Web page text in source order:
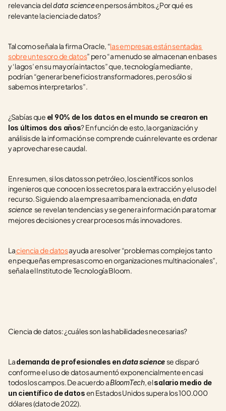
relevancia del data science en persos ámbitos.¿Por qué es
relevante laciencia de datos?
Tal como señala la firma Oracle, “las empresas están sentadas
sobre un tesoro de datos” pero “a menudo se almacenan en bases
y ‘lagos’ en su mayoría intactos” que, tecnología mediante,
podrían “generar beneficios transformadores, pero sólo si
sabemos interpretarlos”.
¿Sabías que el 90% de los datos en el mundo se crearon en
los últimos dos años? En función de esto, la organización y
análisis de la información se comprende cuán relevante es ordenar
y aprovechar ese caudal.
En resumen, si los datos son petróleo, los científicos son los
ingenieros que conocen los secretos para la extracción y el uso del
recurso. Siguiendo a la empresa arriba mencionada, en data
science se revelan tendencias y se genera información para tomar
mejores decisiones y crear procesos más innovadores.
La ciencia de datos ayuda a resolver “problemas complejos tanto
en pequeñas empresas como en organizaciones multinacionales”,
señala el Instituto de Tecnología Bloom.
Ciencia de datos: ¿cuáles son las habilidades necesarias?
La demanda de profesionales en data sciencese disparó
conforme el uso de datos aumentó exponencialmente en casi
todos los campos. De acuerdo a BloomTech, el salario medio de
un científico de datos en Estados Unidos supera los 100.000
dólares (dato de 2022).